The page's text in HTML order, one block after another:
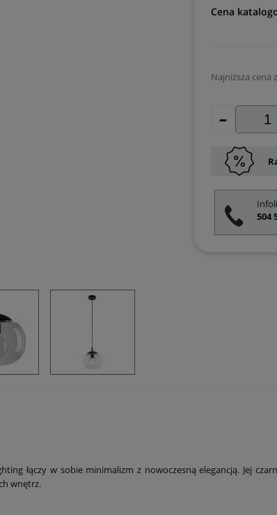
Cena
Najniższa cena
Jeżeli
30
-
504
łączy w sobie minimalizm z nowoczesną elegancją. Jej
wnętrz.